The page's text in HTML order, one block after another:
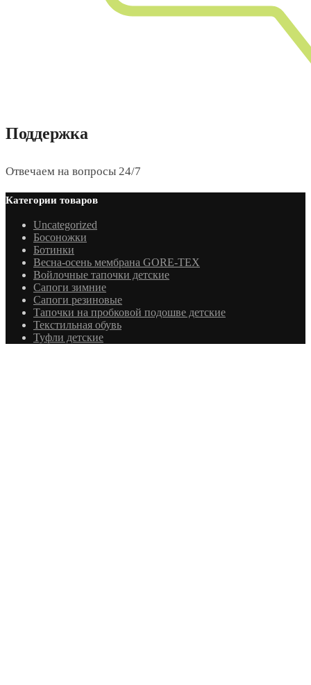
Поддержка
Отвечаем на вопросы 24/7
Категории товаров
Uncategorized
Босоножки
Ботинки
Весна-осень мембрана GORE-TEX
Войлочные тапочки детские
Сапоги зимние
Сапоги резиновые
Тапочки на пробковой подошве детские
Текстильная обувь
Туфли детские